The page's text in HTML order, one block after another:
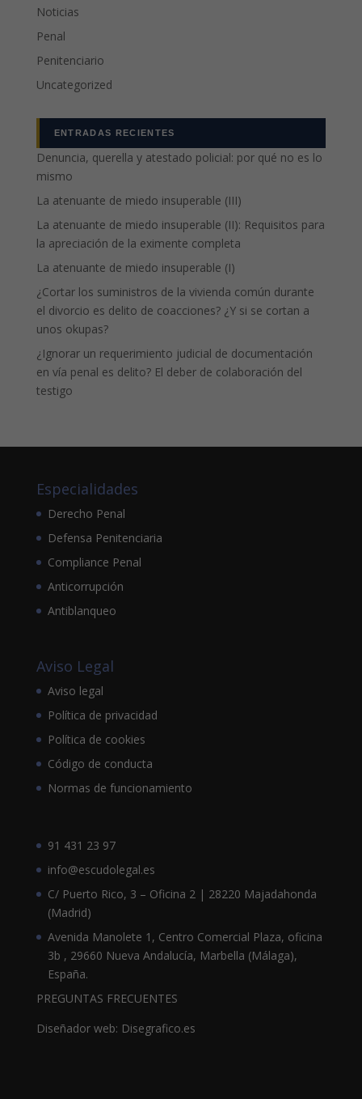
Noticias
Penal
Penitenciario
Uncategorized
ENTRADAS RECIENTES
Denuncia, querella y atestado policial: por qué no es lo
mismo
La atenuante de miedo insuperable (III)
La atenuante de miedo insuperable (II): Requisitos para
la apreciación de la eximente completa
La atenuante de miedo insuperable (I)
¿Cortar los suministros de la vivienda común durante
el divorcio es delito de coacciones? ¿Y si se cortan a
unos okupas?
¿Ignorar un requerimiento judicial de documentación
en vía penal es delito? El deber de colaboración del
testigo
Especialidades
Derecho Penal
Defensa Penitenciaria
Compliance Penal
Anticorrupción
Antiblanqueo
Aviso Legal
Aviso legal
Política de privacidad
Política de cookies
Código de conducta
Normas de funcionamiento
91 431 23 97
info@escudolegal.es
C/ Puerto Rico, 3 – Oficina 2 | 28220 Majadahonda
(Madrid)
Avenida Manolete 1, Centro Comercial Plaza, oficina
3b , 29660 Nueva Andalucía, Marbella (Málaga),
España.
PREGUNTAS FRECUENTES
Diseñador web: Disegrafico.es